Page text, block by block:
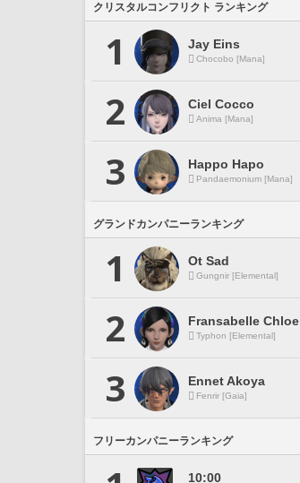
クリスタルコンフリクト ランキング
1 Jay Eins
Chocobo [Mana]
2 Ciel Cocco
Anima [Mana]
3 Happo Hapo
Pandaemonium [Mana]
グランドカンパニーランキング
1 Ot Sad
Gungnir [Elemental]
2 Fransabelle Chloe
Typhon [Elemental]
3 Ennet Akoya
Fenrir [Gaia]
フリーカンパニーランキング
10:00